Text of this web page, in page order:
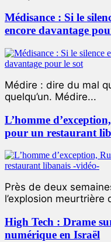
Médisance : Si le
encore davantage
Médire : dire du mal
quelqu’un. Médire...
L’homme
pour un restaurant
Près de deux
l’explosion
High Tech : Drame
numérique en Israël